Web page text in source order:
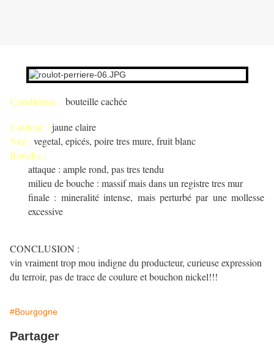
Conditions : bouteille cachée
Couleur : jaune claire
Nez : vegetal, epicés, poire tres mure, fruit blanc
Bouche :
attaque : ample rond, pas tres tendu
milieu de bouche : massif mais dans un registre tres mur
finale : mineralité intense, mais perturbé par une mollesse
excessive
CONCLUSION :
vin vraiment trop mou indigne du producteur, curieuse expression
du terroir, pas de trace de coulure et bouchon nickel!!!
#Bourgogne
Partager